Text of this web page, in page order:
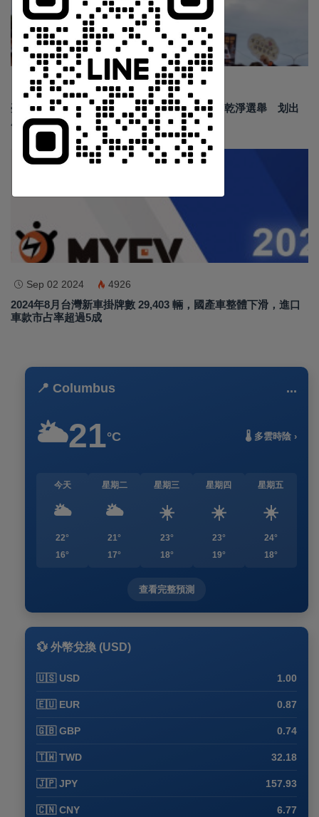
Jun 19 2026 191
臺南安平龍舟賽結合反賄選宣導 政風處倡議乾淨選舉 划出
廉潔民主新風貌
Sep 02 2024 4926
2024年8月台灣新車掛牌數 29,403 輛，國產車整體下滑，進口
車款市占率超過5成
📍 Columbus ...
🌥️21°C 🌡️ 多雲時陰 ›
今天
🌥️
22°
16°
星期二
🌥️
21°
17°
星期三
☀️
23°
18°
星期四
☀️
23°
19°
星期五
☀️
24°
18°
查看完整預測
💱 外幣兌換 (USD)
🇺🇸 USD 1.00
🇪🇺 EUR 0.87
🇬🇧 GBP 0.74
🇹🇼 TWD 32.18
🇯🇵 JPY 157.93
🇨🇳 CNY 6.77
中 華 超 傳 媒
Https://reurl.cc/adqW77
訂閱